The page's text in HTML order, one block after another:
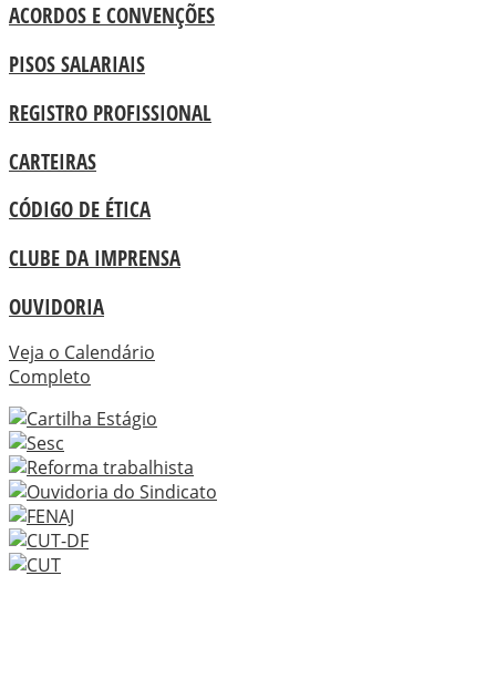
ACORDOS E CONVENÇÕES
PISOS SALARIAIS
REGISTRO PROFISSIONAL
CARTEIRAS
CÓDIGO DE ÉTICA
CLUBE DA IMPRENSA
OUVIDORIA
Veja o Calendário
Completo